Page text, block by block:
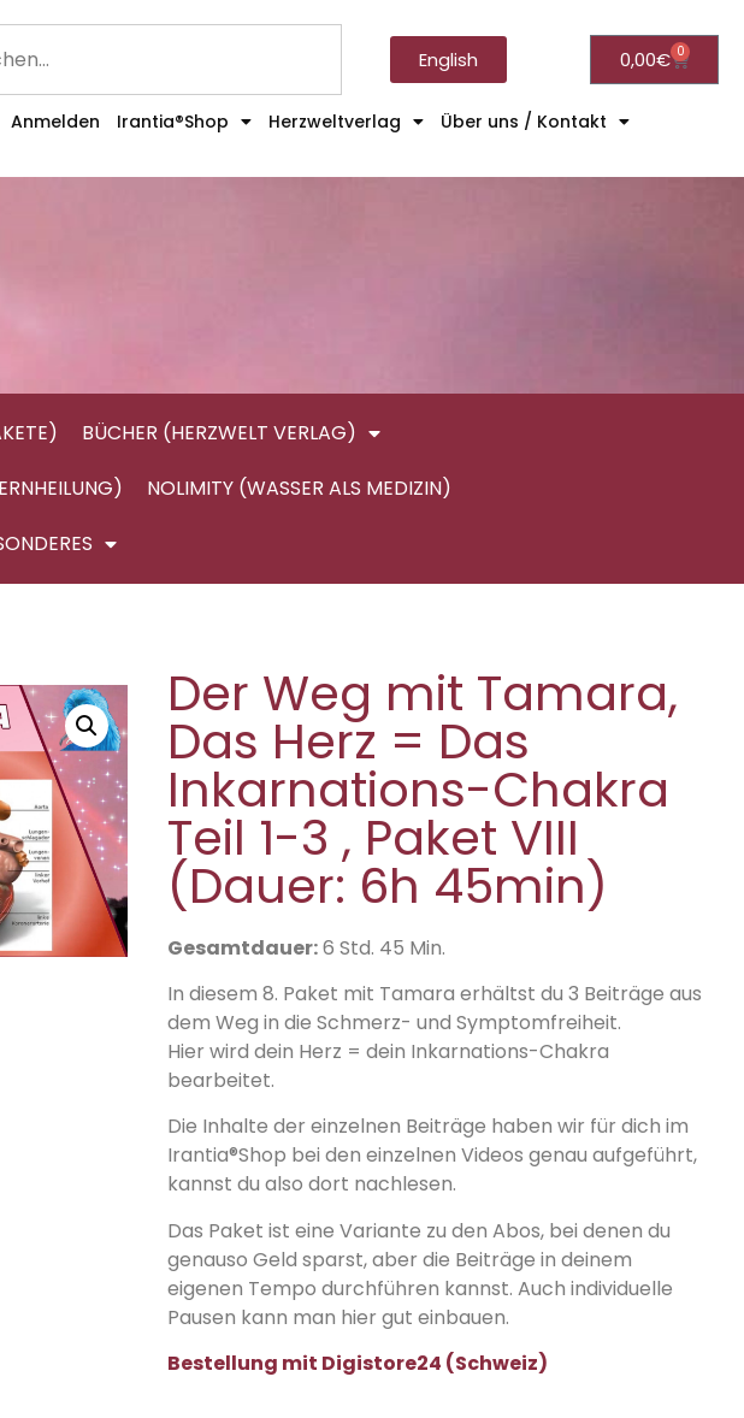
English 0,00€ 0
Anmelden Irantia®Shop Herzweltverlag
Über uns / Kontakt
BÜCHER (HERZWELT VERLAG)
NOLIMITY (WASSER ALS MEDIZIN)
Der Weg mit Tamara,
Das Herz = Das
Inkarnations-Chakra
Teil 1-3 , Paket VIII
(Dauer: 6h 45min)
Gesamtdauer:6 Std. 45 Min.
In diesem 8. Paket mit Tamara erhältst du 3 Beiträge aus
dem Weg in die Schmerz- und Symptomfreiheit.
Hier wird dein Herz = dein Inkarnations-Chakra
bearbeitet.
Die Inhalte der einzelnen Beiträge haben wir für dich im
Irantia®Shop bei den einzelnen Videos genau aufgeführt,
kannst du also dort nachlesen.
Das Paket ist eine Variante zu den Abos, bei denen du
genauso Geld sparst, aber die Beiträge in deinem
eigenen Tempo durchführen kannst. Auch individuelle
Pausen kann man hier gut einbauen.
Bestellung mit Digistore24 (Schweiz)